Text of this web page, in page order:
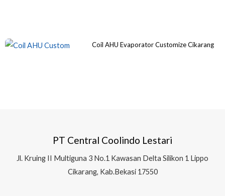
Coil AHU Evaporator Customize Cikarang
PT Central Coolindo Lestari
Jl. Kruing II Multiguna 3 No.1 Kawasan Delta Silikon 1 Lippo
Cikarang, Kab.Bekasi 17550